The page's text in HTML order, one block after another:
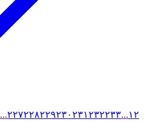
۱۲ ... ۲۲۷۲۲۸۲۲۹۲۳۰۲۳۱۲۳۲۲۳۳ ...